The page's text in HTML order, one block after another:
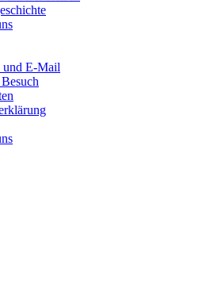
und E-Mail